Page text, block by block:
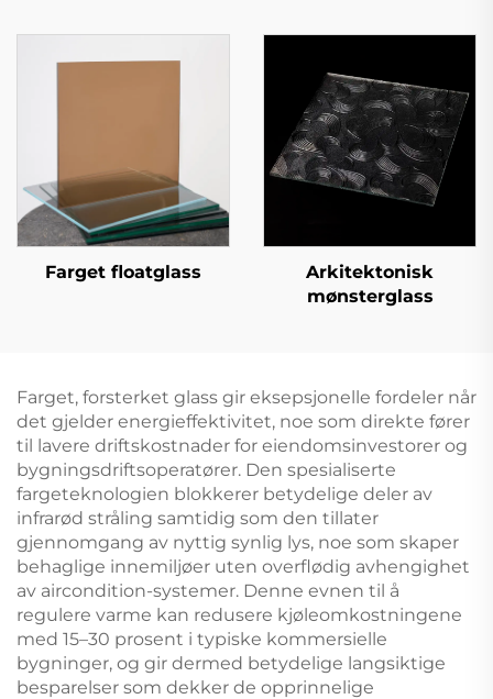
Farget floatglass
Arkitektonisk
mønsterglass
Farget, forsterket glass gir eksepsjonelle fordeler når
det gjelder energieffektivitet, noe som direkte fører
til lavere driftskostnader for eiendomsinvestorer og
bygningsdriftsoperatører. Den spesialiserte
fargeteknologien blokkerer betydelige deler av
infrarød stråling samtidig som den tillater
gjennomgang av nyttig synlig lys, noe som skaper
behaglige innemiljøer uten overflødig avhengighet
av aircondition-systemer. Denne evnen til å
regulere varme kan redusere kjøleomkostningene
med 15–30 prosent i typiske kommersielle
bygninger, og gir dermed betydelige langsiktige
besparelser som dekker de opprinnelige